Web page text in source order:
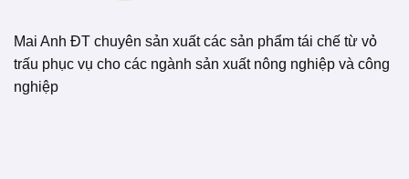
Mai Anh ĐT chuyên sản xuất các sản phẩm tái chế từ vỏ
trấu phục vụ cho các ngành sản xuất nông nghiệp và công
nghiệp